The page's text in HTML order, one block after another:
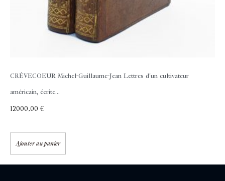
CRÉVECOEUR Michel-Guillaume-Jean Lettres d'un cultivateur
américain, écrite...
12000,00 €
Ajouter au panier